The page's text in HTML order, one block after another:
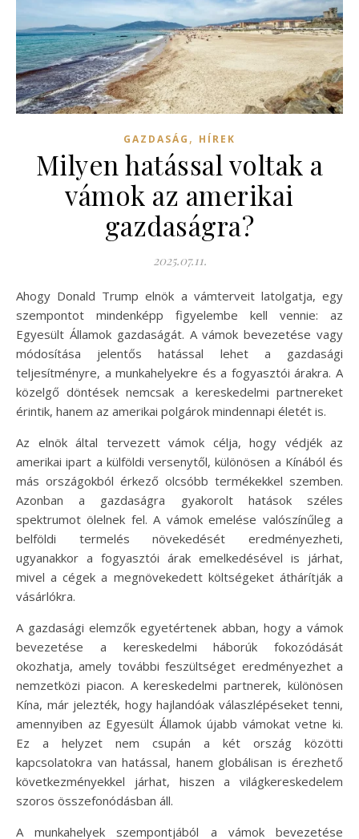
GAZDASÁG , HÍREK
Milyen hatással voltak a
vámok az amerikai
gazdaságra?
2025.07.11.
Ahogy Donald Trump elnök a vámterveit latolgatja, egy
szempontot mindenképp figyelembe kell vennie: az
Egyesült Államok gazdaságát. A vámok bevezetése vagy
módosítása jelentős hatással lehet a gazdasági
teljesítményre, a munkahelyekre és a fogyasztói árakra. A
közelgő döntések nemcsak a kereskedelmi partnereket
érintik, hanem az amerikai polgárok mindennapi életét is.
Az elnök által tervezett vámok célja, hogy védjék az
amerikai ipart a külföldi versenytől, különösen a Kínából és
más országokból érkező olcsóbb termékekkel szemben.
Azonban a gazdaságra gyakorolt hatások széles
spektrumot ölelnek fel. A vámok emelése valószínűleg a
belföldi termelés növekedését eredményezheti,
ugyanakkor a fogyasztói árak emelkedésével is járhat,
mivel a cégek a megnövekedett költségeket áthárítják a
vásárlókra.
A gazdasági elemzők egyetértenek abban, hogy a vámok
bevezetése a kereskedelmi háborúk fokozódását
okozhatja, amely további feszültséget eredményezhet a
nemzetközi piacon. A kereskedelmi partnerek, különösen
Kína, már jelezték, hogy hajlandóak válaszlépéseket tenni,
amennyiben az Egyesült Államok újabb vámokat vetne ki.
Ez a helyzet nem csupán a két ország közötti
kapcsolatokra van hatással, hanem globálisan is érezhető
következményekkel járhat, hiszen a világkereskedelem
szoros összefonódásban áll.
A munkahelyek szempontjából a vámok bevezetése